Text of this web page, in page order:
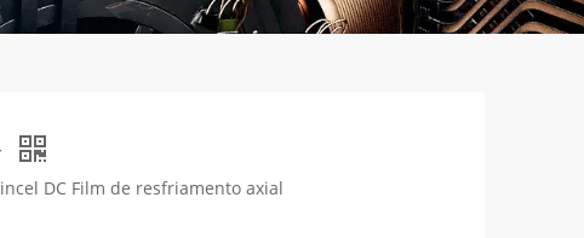
DC Film de resfriamento axial